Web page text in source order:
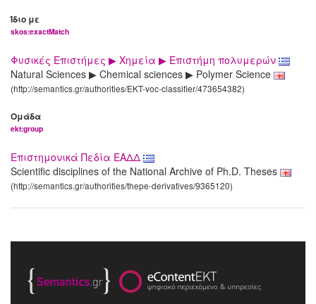
Ίδιο με
skos:exactMatch
Φυσικές Επιστήμες ▶ Χημεία ▶ Επιστήμη πολυμερών
Natural Sciences ▶ Chemical sciences ▶ Polymer Science
(http://semantics.gr/authorities/EKT-voc-classifier/473654382)
Ομάδα
ekt:group
Επιστημονικά Πεδία ΕΑΔΔ
Scientific disciplines of the National Archive of Ph.D. Theses
(http://semantics.gr/authorities/thepe-derivatives/9365120)